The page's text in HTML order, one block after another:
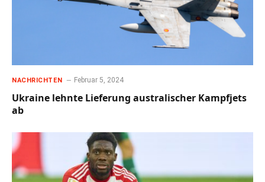
NACHRICHTEN Februar 5, 2024
Ukraine lehnte Lieferung australischer Kampfjets
ab